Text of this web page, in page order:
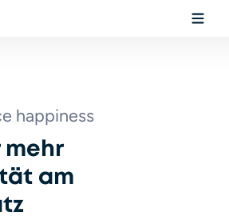
mehr
am
happiness